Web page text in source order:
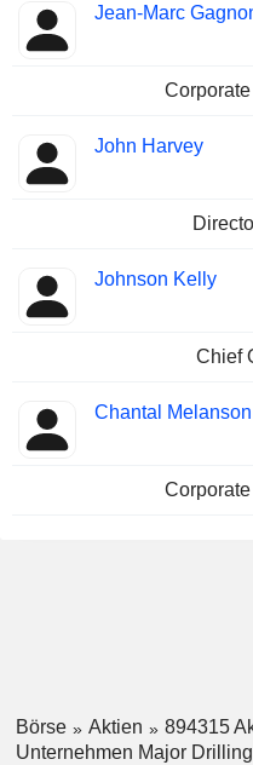
Jean-Marc
John Harvey
Johnson Kelly
Chief
Chantal Melanson
Börse Aktien
894315
Unternehmen Major